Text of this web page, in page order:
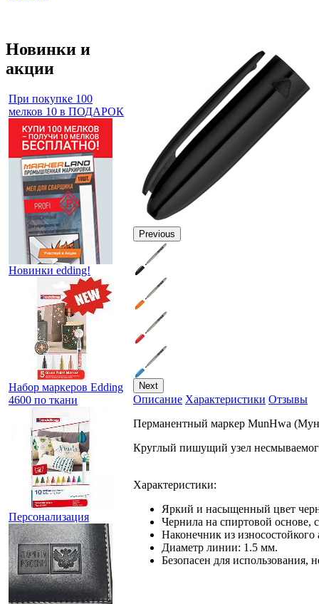
Новинки и
акции
При покупке 100
мелков 10 в ПОДАРОК
Новинки edding!
Набор маркеров Edding
4600 по ткани
Персонализация
Previous
Next
Описание Характеристики Отзывы
Перманентный маркер MunHwa
Круглый пишущий узел
Характеристики:
Яркий и насыщенный цвет
Чернила на спиртовой основе,
Наконечник из износостойкого
Диаметр линии: 1.5 мм.
Безопасен для использования,